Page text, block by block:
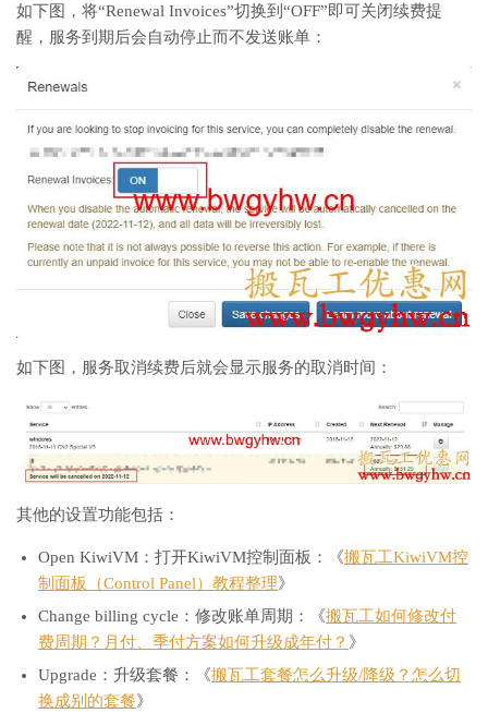
如下图，将“Renewal Invoices”切换到“OFF”即可关闭续费提
醒，服务到期后会自动停止而不发送账单：
如下图，服务取消续费后就会显示服务的取消时间：
其他的设置功能包括：
Open KiwiVM：打开KiwiVM控制面板：《搬瓦工KiwiVM控
制面板（Control Panel）教程整理》
Change billing cycle：修改账单周期：《搬瓦工如何修改付
费周期？月付、季付方案如何升级成年付？ 》
Upgrade：升级套餐：《搬瓦工套餐怎么升级/降级？怎么切
换成别的套餐》